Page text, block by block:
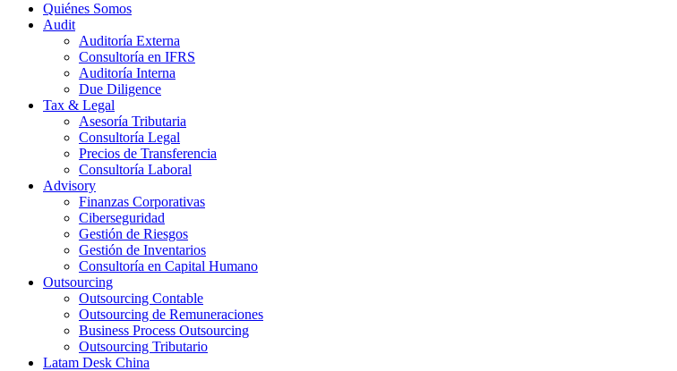
Quiénes Somos
Audit
Auditoría Externa
Consultoría en IFRS
Auditoría Interna
Due Diligence
Tax & Legal
Asesoría Tributaria
Consultoría Legal
Precios de Transferencia
Consultoría Laboral
Advisory
Finanzas Corporativas
Ciberseguridad
Gestión de Riesgos
Gestión de Inventarios
Consultoría en Capital Humano
Outsourcing
Outsourcing Contable
Outsourcing de Remuneraciones
Business Process Outsourcing
Outsourcing Tributario
Latam Desk China